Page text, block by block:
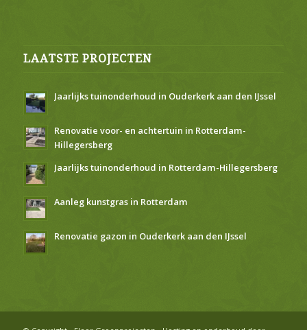
LAATSTE PROJECTEN
Jaarlijks tuinonderhoud in Ouderkerk aan den IJssel
Renovatie voor- en achtertuin in Rotterdam-
Hillegersberg
Jaarlijks tuinonderhoud in Rotterdam-Hillegersberg
Aanleg kunstgras in Rotterdam
Renovatie gazon in Ouderkerk aan den IJssel